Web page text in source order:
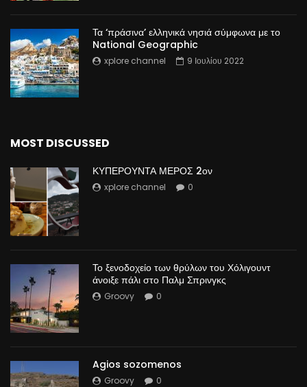
Τα ‘πράσινα’ ελληνικά νησιά σύμφωνα με το
National Geographic
xplore channel 9 Ιουλίου 2022
MOST DISCUSSED
ΚΥΠΕΡΟΥΝΤΑ ΜΕΡΟΣ 2ον
xplore channel 0
Το ξενοδοχείο των θρύλων του Χόλιγουντ
άνοιξε πάλι στο Παλμ Σπρινγκς
Groovy 0
Agios sozomenos
Groovy 0